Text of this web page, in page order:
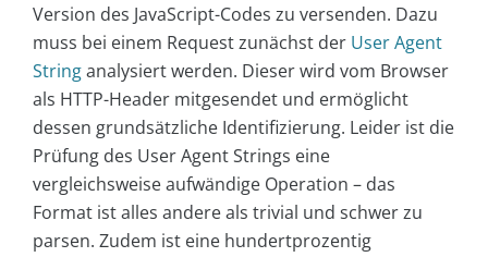
Version des JavaScript-Codes zu versenden. Dazu
muss bei einem Request zunächst der User Agent
Stringanalysiert werden. Dieser wird vom Browser
als HTTP-Header mitgesendet und ermöglicht
dessen grundsätzliche Identifizierung. Leider ist die
Prüfung des User Agent Strings eine
vergleichsweise aufwändige Operation – das
Format ist alles andere als trivial und schwer zu
parsen. Zudem ist eine hundertprozentig